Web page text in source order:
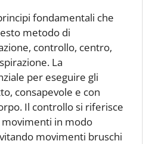
fondamentali che
metodo di
controllo, centro,
La
per eseguire gli
consapevole e con
Il controllo si riferisce
movimenti in modo
movimenti bruschi